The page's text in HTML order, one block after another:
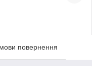
повернення